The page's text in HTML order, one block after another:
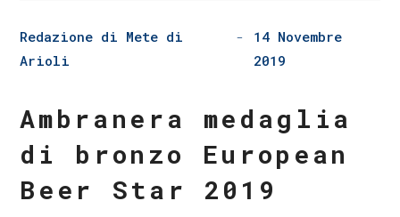
Redazione di Mete di
Arioli
14 Novembre
2019
Ambranera medaglia
di bronzo European
Beer Star 2019